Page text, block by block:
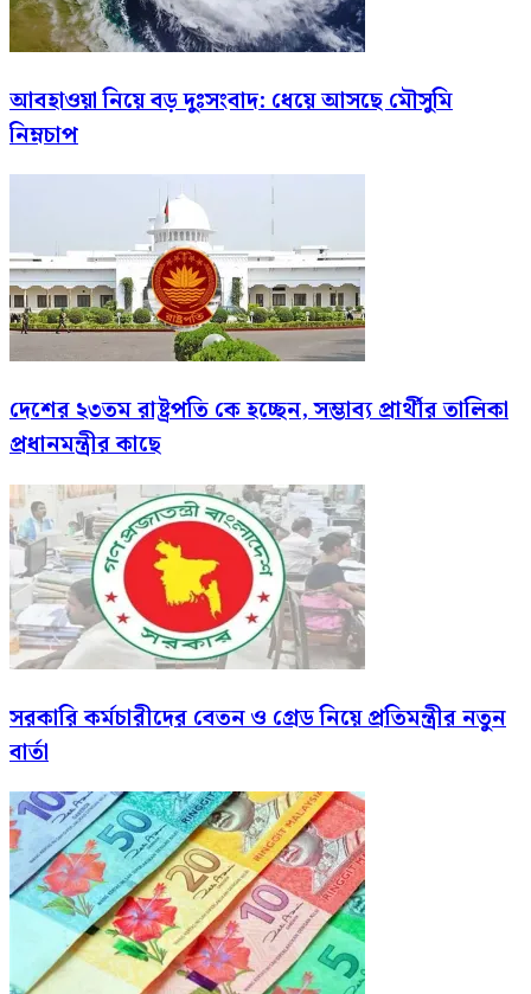
আবহাওয়া নিয়ে বড় দুঃসংবাদ: ধেয়ে আসছে মৌসুমি
নিম্নচাপ
দেশের ২৩তম রাষ্ট্রপতি কে হচ্ছেন, সম্ভাব্য প্রার্থীর তালিকা
প্রধানমন্ত্রীর কাছে
সরকারি কর্মচারীদের বেতন ও গ্রেড নিয়ে প্রতিমন্ত্রীর নতুন
বার্তা